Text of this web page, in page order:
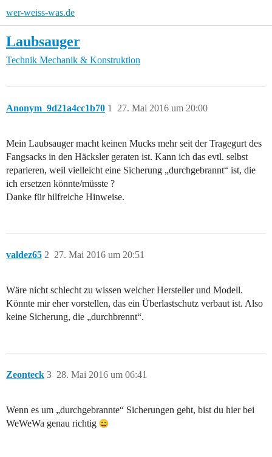
wer-weiss-was.de
Laubsauger
Technik Mechanik & Konstruktion
Anonym_9d21a4cc1b70 27. Mai 2016 um 20:00
1
Mein Laubsauger macht keinen Mucks mehr seit der Tragegurt des
Fangsacks in den Häcksler geraten ist. Kann ich das evtl. selbst
reparieren, weil vielleicht eine Sicherung „durchgebrannt“ ist, die
ich ersetzen könnte/müsste ?
Danke für hilfreiche Hinweise.
valdez65 27. Mai 2016 um 20:51
2
Wäre nicht schlecht zu wissen welcher Hersteller und Modell.
Könnte mir eher vorstellen, das ein Überlastschutz verbaut ist. Also
keine Sicherung, die „durchbrennt“.
Zeonteck 28. Mai 2016 um 06:41
3
Wenn es um „durchgebrannte“ Sicherungen geht, bist du hier bei
WeWeWa genau richtig